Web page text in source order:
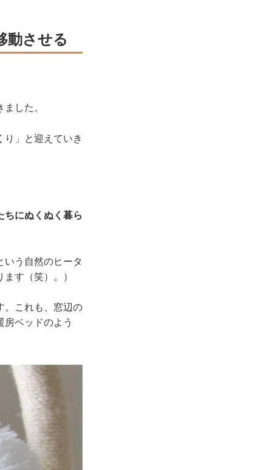
動させる
した。
」と迎えていき
ちにぬくぬく暮ら
いう自然のヒータ
ます（笑）。）
。これも、窓辺の
ベッドのよう